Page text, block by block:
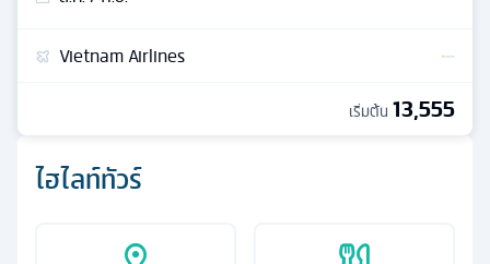
ไฮไลท์ทัวร์
Vietnam Airlines
เริ่มต้น 13,555